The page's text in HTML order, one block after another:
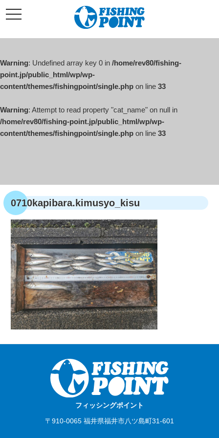
ン
ン
へ
ス
キ
プ
t
o
l
v
i
a
o
n
Warning: Undefined array key 0 in /home/rev80/fishing-
point.jp/public_html/wp/wp-
content/themes/fishingpoint/single.php on line 33
Warning: Attempt to read property "cat_name" on null in
/home/rev80/fishing-point.jp/public_html/wp/wp-
content/themes/fishingpoint/single.php on line 33
0710kapibara.kimusyo_kisu
フィッシングポイント
〒910-0065 福井県福井市八ツ島町31-601